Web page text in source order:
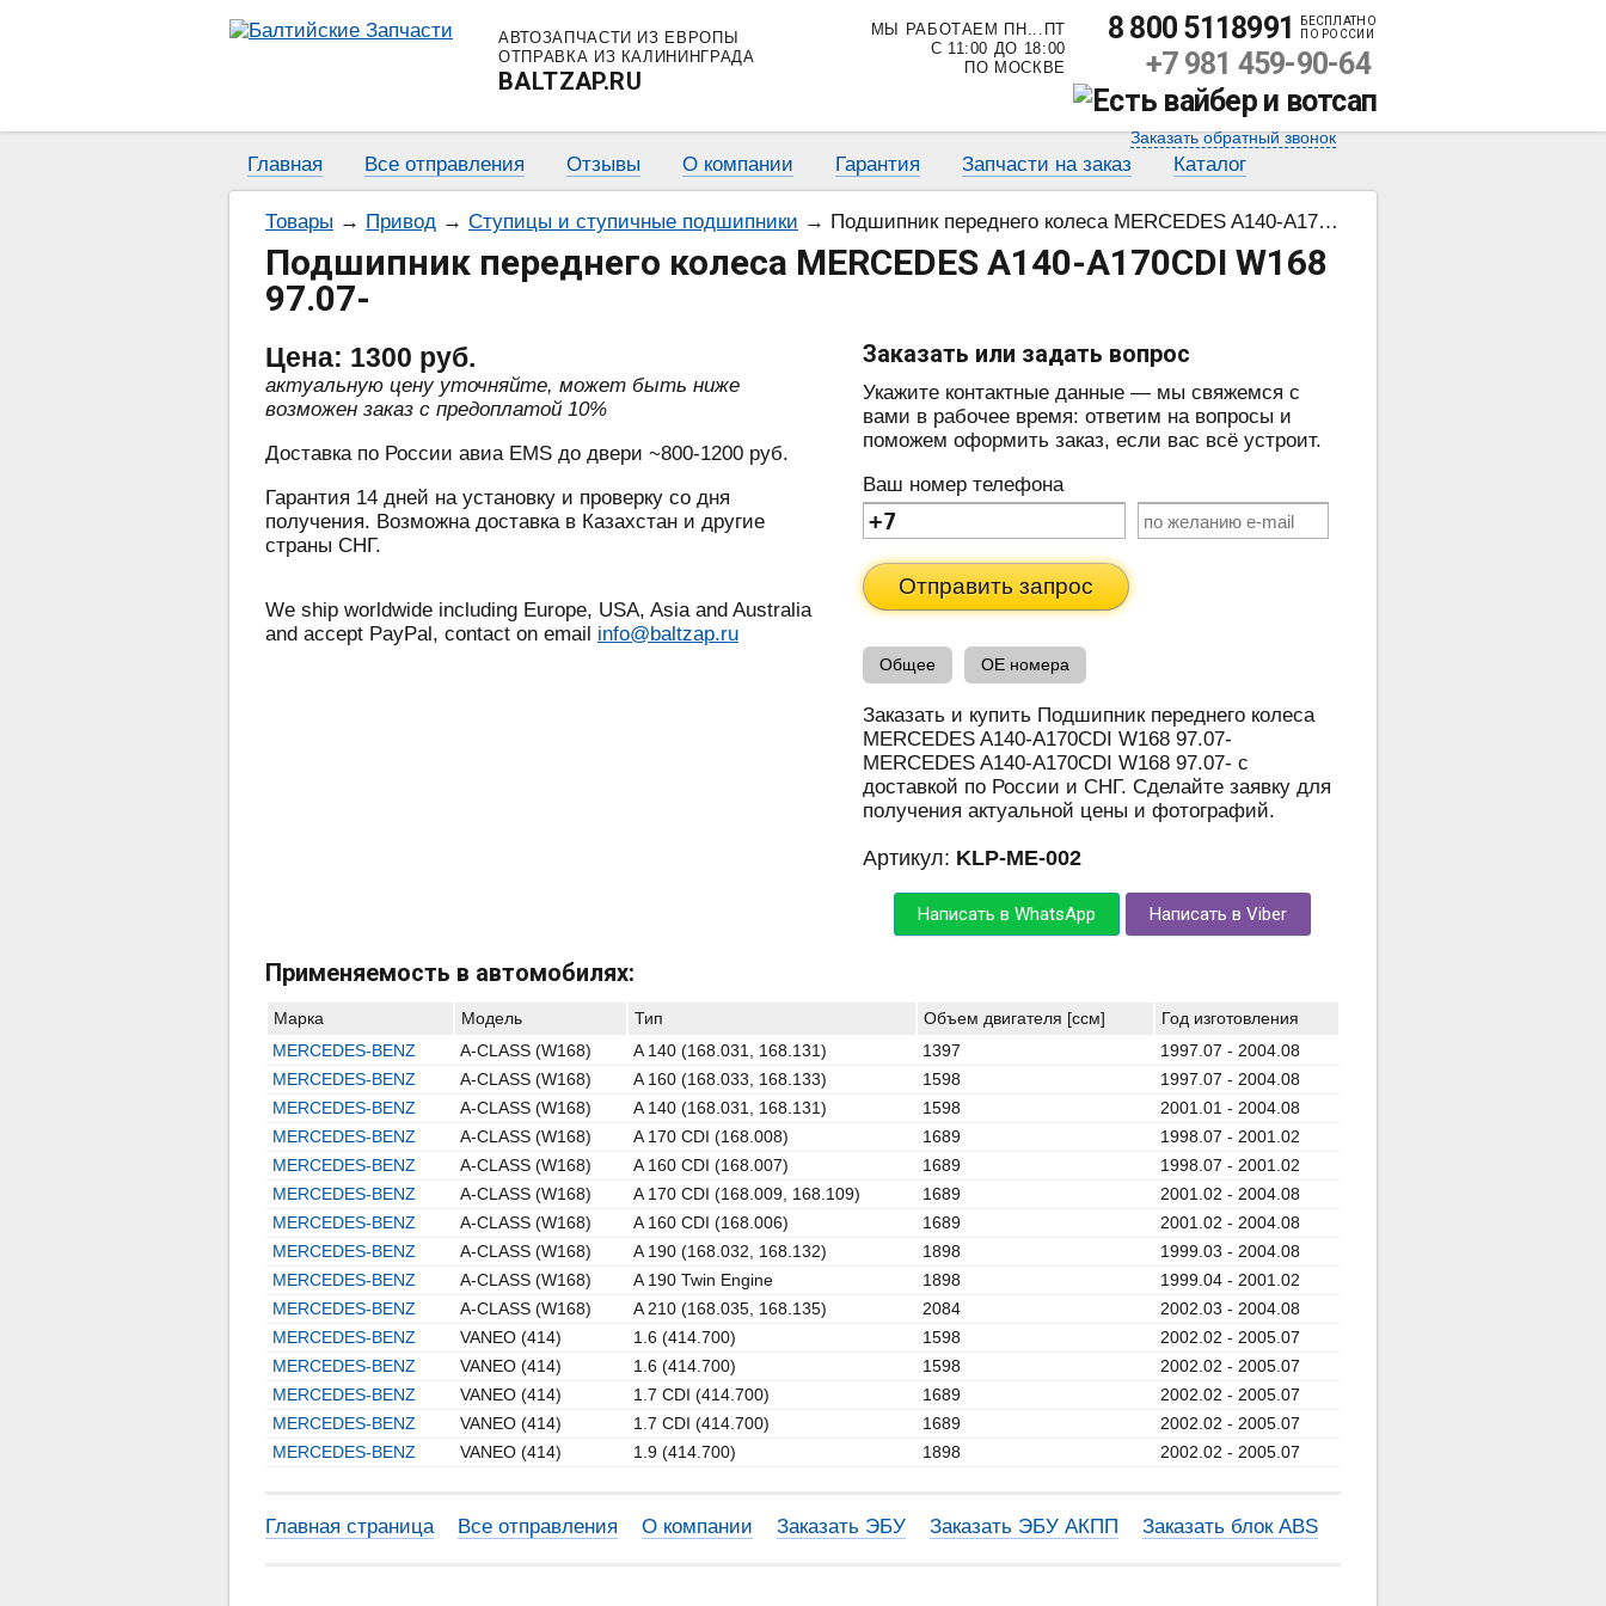
АВТОЗАПЧАСТИ ИЗ ЕВРОПЫ
ОТПРАВКА ИЗ КАЛИНИНГРАДА
BALTZAP.RU
МЫ РАБОТАЕМ ПН...ПТ
С 11:00 ДО 18:00
ПО МОСКВЕ
8 800 5118991
БЕСПЛАТНО
ПО РОССИИ
+7 981 459-90-64
Заказать обратный звонок
Главная Все отправления Отзывы О компании Гарантия Запчасти на заказ Каталог
Товары → Привод → Ступицы и ступичные подшипники → Подшипник переднего колеса MERCEDES A140-A170CDI W168 97.07-
Подшипник переднего колеса MERCEDES A140-A170CDI W168
97.07-
Цена: 1300 руб.
актуальную цену уточняйте, может быть ниже
возможен заказ с предоплатой 10%
Доставка по России авиа EMS до двери ~800-1200 руб.
Гарантия 14 дней на установку и проверку со дня
получения. Возможна доставка в Казахстан и другие
страны СНГ.
We ship worldwide including Europe, USA, Asia and Australia
and accept PayPal, contact on email info@baltzap.ru
Заказать или задать вопрос
Укажите контактные данные — мы свяжемся с
вами в рабочее время: ответим на вопросы и
поможем оформить заказ, если вас всё устроит.
Ваш номер телефона
Отправить запрос
Общее OE номера
Заказать и купить Подшипник переднего колеса
MERCEDES A140-A170CDI W168 97.07-
MERCEDES A140-A170CDI W168 97.07- с
доставкой по России и СНГ. Сделайте заявку для
получения актуальной цены и фотографий.
Артикул: KLP-ME-002
Написать в WhatsApp Написать в Viber
Применяемость в автомобилях:
Марка Модель Тип Объем двигателя [ccм]
Год изготовления
MERCEDES-BENZ
A-CLASS (W168) A 140 (168.031, 168.131) 1397
1997.07 - 2004.08
MERCEDES-BENZ
A-CLASS (W168) A 160 (168.033, 168.133) 1598
1997.07 - 2004.08
MERCEDES-BENZ
A-CLASS (W168) A 140 (168.031, 168.131) 1598
2001.01 - 2004.08
MERCEDES-BENZ
A-CLASS (W168) A 170 CDI (168.008) 1689
1998.07 - 2001.02
MERCEDES-BENZ
A-CLASS (W168) A 160 CDI (168.007) 1689
1998.07 - 2001.02
MERCEDES-BENZ
A-CLASS (W168) A 170 CDI (168.009, 168.109) 1689
2001.02 - 2004.08
MERCEDES-BENZ
A-CLASS (W168) A 160 CDI (168.006) 1689
2001.02 - 2004.08
MERCEDES-BENZ
A-CLASS (W168) A 190 (168.032, 168.132) 1898
1999.03 - 2004.08
MERCEDES-BENZ
A-CLASS (W168) A 190 Twin Engine 1898
1999.04 - 2001.02
MERCEDES-BENZ
A-CLASS (W168) A 210 (168.035, 168.135) 2084
2002.03 - 2004.08
MERCEDES-BENZ
VANEO (414) 1.6 (414.700) 1598
2002.02 - 2005.07
MERCEDES-BENZ
VANEO (414) 1.6 (414.700) 1598
2002.02 - 2005.07
MERCEDES-BENZ
VANEO (414) 1.7 CDI (414.700) 1689
2002.02 - 2005.07
MERCEDES-BENZ
VANEO (414) 1.7 CDI (414.700) 1689
2002.02 - 2005.07
MERCEDES-BENZ
VANEO (414) 1.9 (414.700) 1898 2002.02 - 2005.07
Главная страница Все отправления О компании Заказать ЭБУ Заказать ЭБУ АКПП Заказать блок ABS